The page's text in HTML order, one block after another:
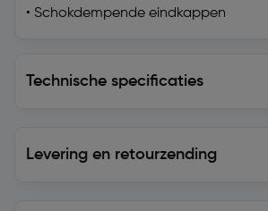
• Schokdempende eindkappen
Technische specificaties
Levering en retourzending